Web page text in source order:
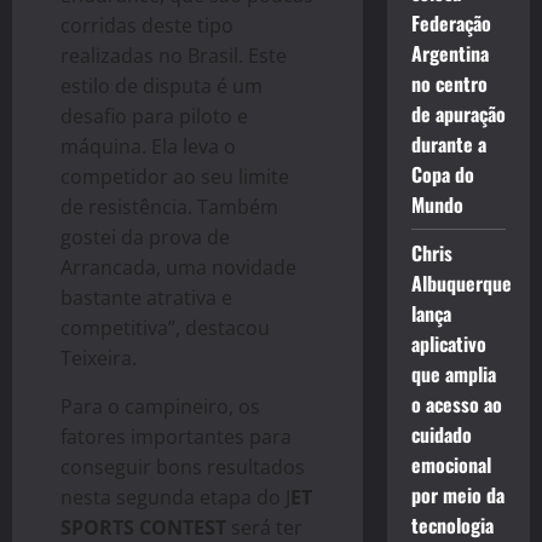
corridas deste tipo
realizadas no Brasil. Este
estilo de disputa é um
desafio para piloto e
máquina. Ela leva o
competidor ao seu limite
de resistência. Também
gostei da prova de
Arrancada, uma novidade
bastante atrativa e
competitiva”, destacou
Teixeira.
Para o campineiro, os
fatores importantes para
conseguir bons resultados
nesta segunda etapa do J ET
SPORTS CONTEST será ter
Federação
Argentina
no centro
de apuração
durante a
Copa do
Mundo
Chris
Albuquerque
lança
aplicativo
que amplia
o acesso ao
cuidado
emocional
por meio da
tecnologia